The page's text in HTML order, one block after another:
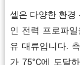
셀은 다양한 환경
인 전력 프로파
유 대류입니다.
가 75°C에 도달